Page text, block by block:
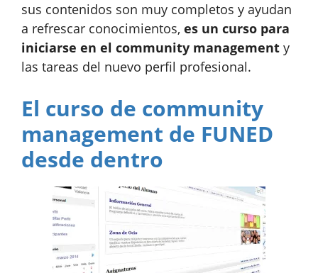
sus contenidos son muy completos y ayudan
a refrescar conocimientos, es un curso para
iniciarse en el community management y
las tareas del nuevo perfil profesional.
El curso de community
management de FUNED
desde dentro